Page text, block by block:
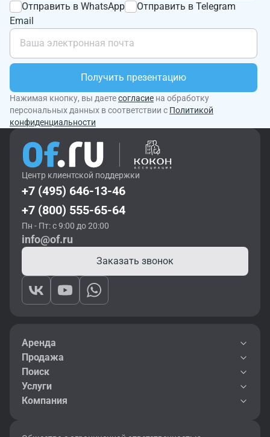
Отправить в WhatsApp
Отправить в Telegram
Email
Получить презентацию
Нажимая кнопку, вы даетесогласие на обработку
персональных данных в соответствии с Политикой
конфиденциальности
Центр клиентской поддержки
+7 (495) 646-13-46
+7 (800) 555-65-64
Пн - Пт: с 9:00 до 20:00
info@of.ru
Заказать звонок
Аренда
Продажа
Поиск
Услуги
Компания